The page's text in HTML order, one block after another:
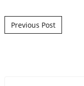
Post
Previous Post